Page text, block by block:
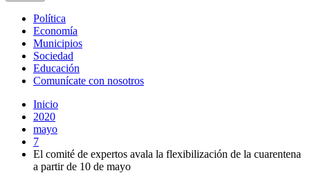
Política
Economía
Municipios
Sociedad
Educación
Comunícate con nosotros
Inicio
2020
mayo
7
El comité de expertos avala la flexibilización de la cuarentena
a partir de 10 de mayo